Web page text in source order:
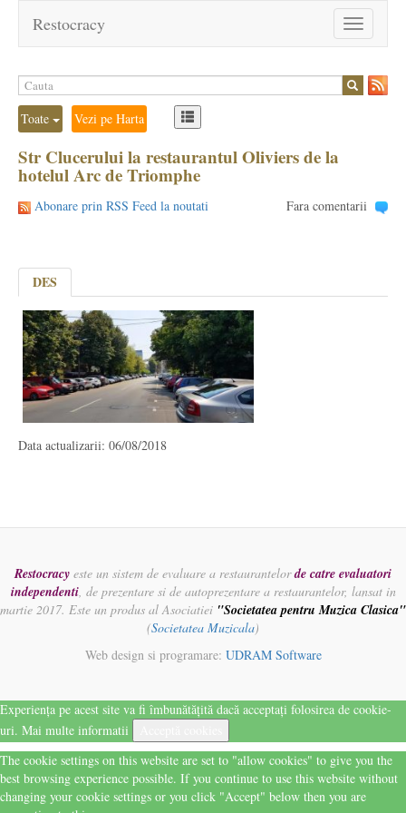
Toggle
navigation
Restocracy
Toate Vezi pe Harta
Str Clucerului la restaurantul Oliviers de la
hotelul Arc de Triomphe
Abonare prin RSS Feed la noutati Fara comentarii
DES
Data actualizarii: 06/08/2018
Restocracy este un sistem de evaluare a restaurantelorde catre evaluatori
independenti, de prezentare si de autoprezentare a restaurantelor, lansat in
martie 2017. Este un produs al Asociatiei "Societatea pentru Muzica Clasica"
(Societatea Muzicala)
Web design si programare: UDRAM Software
Experiența pe acest site va fi îmbunătățită dacă acceptați folosirea de cookie-
uri. Mai multe informatii
The cookie settings on this website are set to "allow cookies" to give you the
best browsing experience possible. If you continue to use this website without
changing your cookie settings or you click "Accept" below then you are